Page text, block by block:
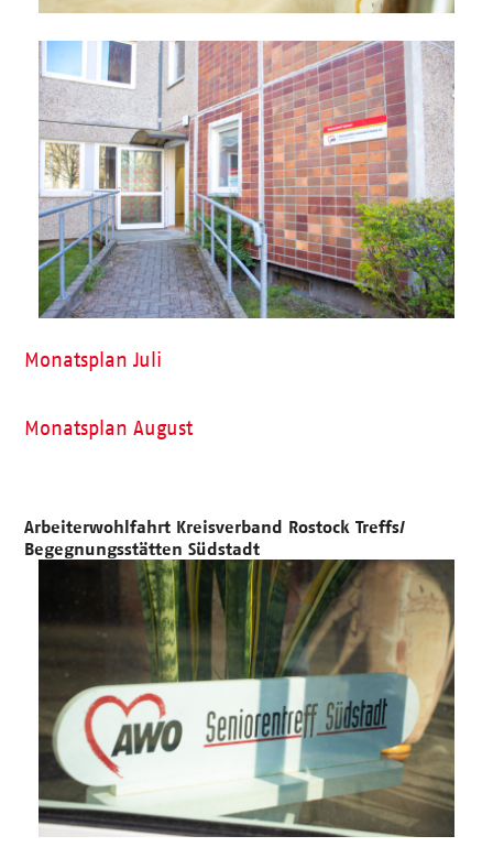
Monatsplan Juli
Monatsplan August
Arbeiterwohlfahrt Kreisverband Rostock Treffs/
Begegnungsstätten Südstadt